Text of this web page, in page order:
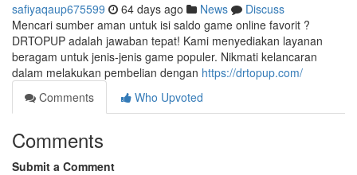
safiyaqaup675599 64 days ago News
Discuss
Mencari sumber aman untuk isi saldo game online favorit ?
DRTOPUP adalah jawaban tepat! Kami menyediakan layanan
beragam untuk jenis-jenis game populer. Nikmati kelancaran
dalam melakukan pembelian dengan https://drtopup.com/
Comments
Who Upvoted
Comments
Submit a Comment